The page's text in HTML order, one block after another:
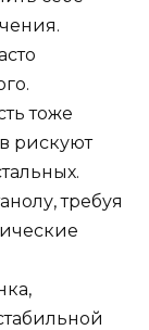
тоже
рискуют
требуя